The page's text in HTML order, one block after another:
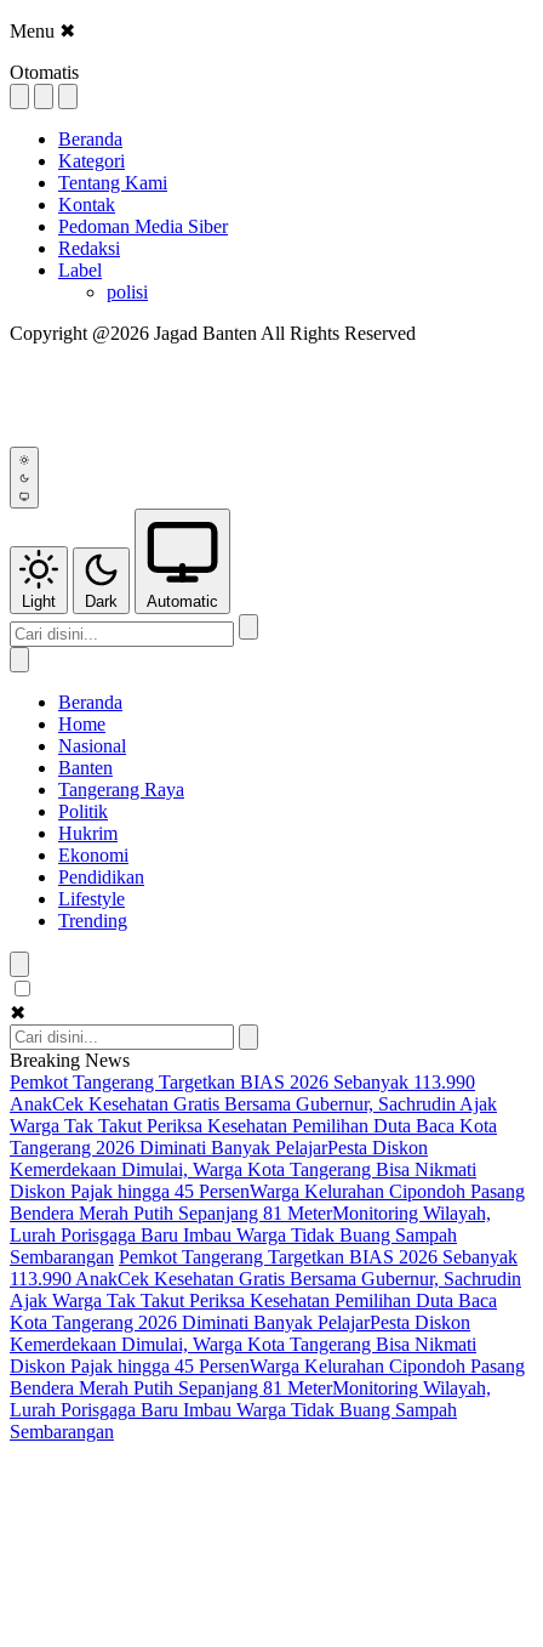
Menu ✖
Otomatis
Beranda
Kategori
Tentang Kami
Kontak
Pedoman Media Siber
Redaksi
Label
polisi
Copyright @2026 Jagad Banten All Rights Reserved
Light Dark Automatic
Beranda
Home
Nasional
Banten
Tangerang Raya
Politik
Hukrim
Ekonomi
Pendidikan
Lifestyle
Trending
✖
Breaking News
Pemkot Tangerang Targetkan BIAS 2026 Sebanyak 113.990
AnakCek Kesehatan Gratis Bersama Gubernur, Sachrudin Ajak
Warga Tak Takut Periksa Kesehatan Pemilihan Duta Baca Kota
Tangerang 2026 Diminati Banyak PelajarPesta Diskon
Kemerdekaan Dimulai, Warga Kota Tangerang Bisa Nikmati
Diskon Pajak hingga 45 PersenWarga Kelurahan Cipondoh Pasang
Bendera Merah Putih Sepanjang 81 MeterMonitoring Wilayah,
Lurah Porisgaga Baru Imbau Warga Tidak Buang Sampah
Sembarangan Pemkot Tangerang Targetkan BIAS 2026 Sebanyak
113.990 AnakCek Kesehatan Gratis Bersama Gubernur, Sachrudin
Ajak Warga Tak Takut Periksa Kesehatan Pemilihan Duta Baca
Kota Tangerang 2026 Diminati Banyak PelajarPesta Diskon
Kemerdekaan Dimulai, Warga Kota Tangerang Bisa Nikmati
Diskon Pajak hingga 45 PersenWarga Kelurahan Cipondoh Pasang
Bendera Merah Putih Sepanjang 81 MeterMonitoring Wilayah,
Lurah Porisgaga Baru Imbau Warga Tidak Buang Sampah
Sembarangan